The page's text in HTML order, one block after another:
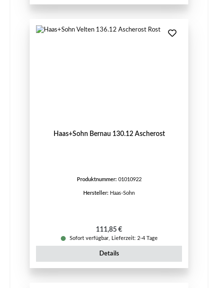
Haas+Sohn Bernau 130.12 Ascherost
Produktnummer: 01010922
Hersteller: Haas-Sohn
Regulärer Preis:
111,85 €
Sofort verfügbar, Lieferzeit: 2-4 Tage
Details